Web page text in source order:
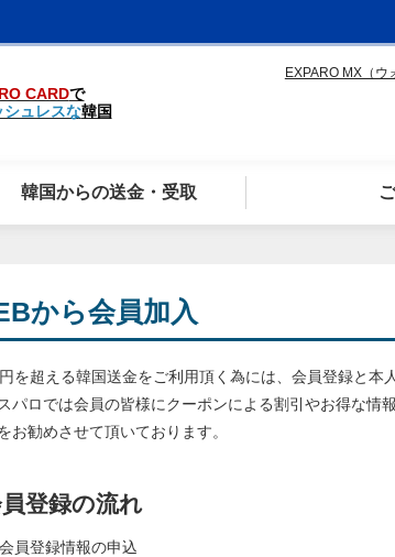
CARDで
シュレスな韓国
EXPARO MX（ウ
韓国からの送金・受取
から会員加入
を超える韓国送金をご利用頂く為には、会員登録と本
パロでは会員の皆様にクーポンによる割引やお得な情
お勧めさせて頂いております。
登録の流れ
会員登録情報の申込